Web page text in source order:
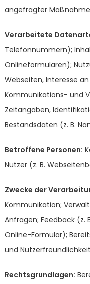
angefragter
Verarbeitete
Telefonnummern);
Onlineformularen);
Webseiten, Interesse
Kommunikations- und
Zeitangaben,
Bestandsdaten (z. B.
Betroffene Personen:
Nutzer (z. B.
Zwecke der
Kommunikation;
Anfragen; Feedback (z.
Online-Formular);
und
Rechtsgrundlagen: